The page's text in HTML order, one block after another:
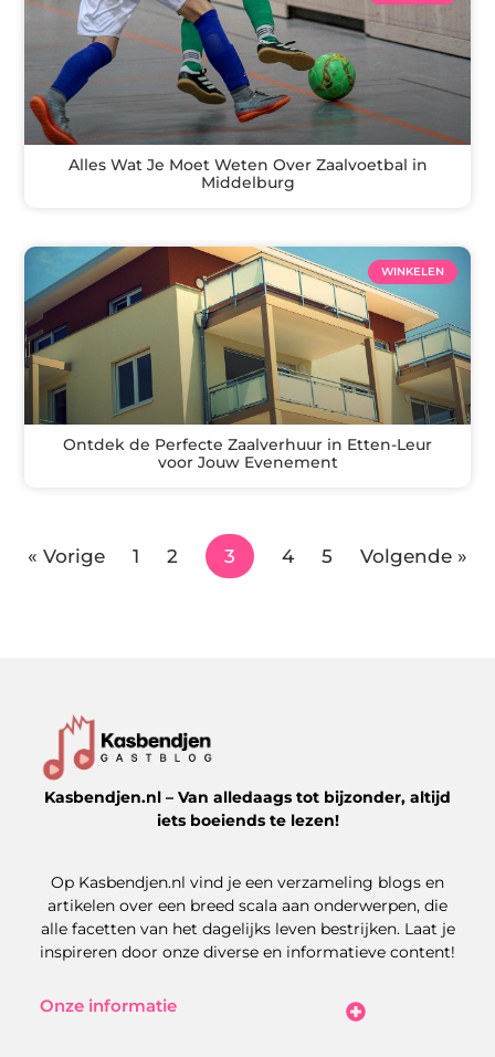
Alles Wat Je Moet Weten Over Zaalvoetbal in
Middelburg
WINKELEN
Ontdek de Perfecte Zaalverhuur in Etten-Leur
voor Jouw Evenement
« Vorige 1 2 3 4 5 Volgende »
Kasbendjen.nl – Van alledaags tot bijzonder, altijd
iets boeiends te lezen!
Op Kasbendjen.nl vind je een verzameling blogs en
artikelen over een breed scala aan onderwerpen, die
alle facetten van het dagelijks leven bestrijken. Laat je
inspireren door onze diverse en informatieve content!
Onze informatie